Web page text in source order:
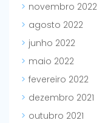
novembro 2022
agosto 2022
junho 2022
maio 2022
fevereiro 2022
dezembro 2021
outubro 2021